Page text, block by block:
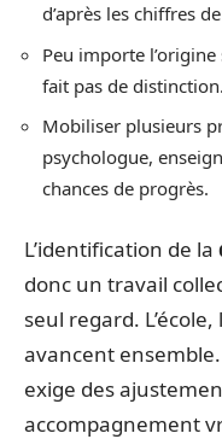
d’après les chiffres
Peu importe
fait pas de distinction.
Mobiliser plusieurs
psychologue,
chances de progrès.
L’identification de la
donc un travail
seul regard.
avancent
exige des
accompagnement